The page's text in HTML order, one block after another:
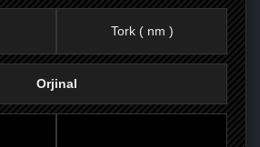
Tork ( nm )
Orjinal